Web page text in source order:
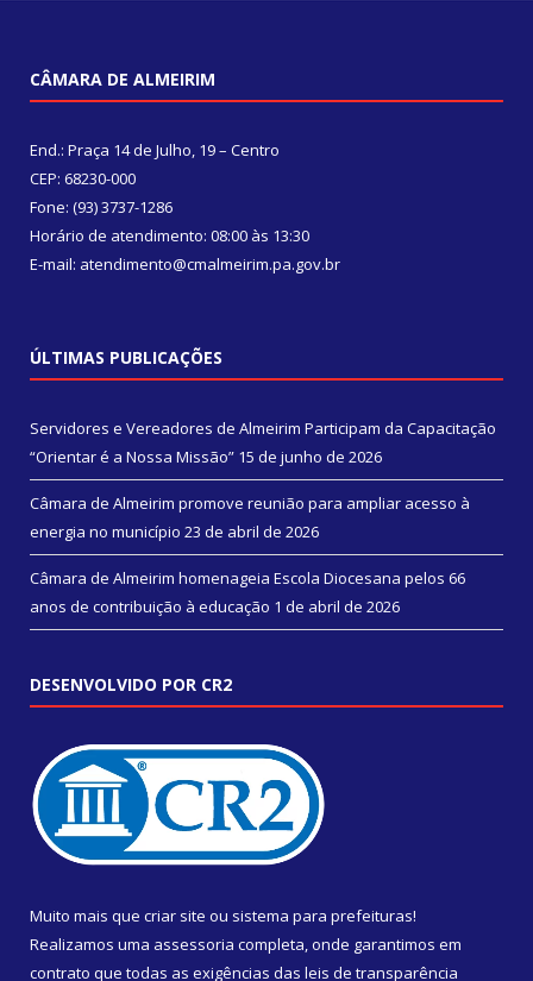
CÂMARA DE ALMEIRIM
End.: Praça 14 de Julho, 19 – Centro
CEP: 68230-000
Fone: (93) 3737-1286
Horário de atendimento: 08:00 às 13:30
E-mail: atendimento@cmalmeirim.pa.gov.br
ÚLTIMAS PUBLICAÇÕES
Servidores e Vereadores de Almeirim Participam da Capacitação
“Orientar é a Nossa Missão” 15 de junho de 2026
Câmara de Almeirim promove reunião para ampliar acesso à
energia no município 23 de abril de 2026
Câmara de Almeirim homenageia Escola Diocesana pelos 66
anos de contribuição à educação 1 de abril de 2026
DESENVOLVIDO POR CR2
Muito mais que criar site ou sistema para prefeituras!
Realizamos uma assessoria completa, onde garantimos em
contrato que todas as exigências das leis de transparência